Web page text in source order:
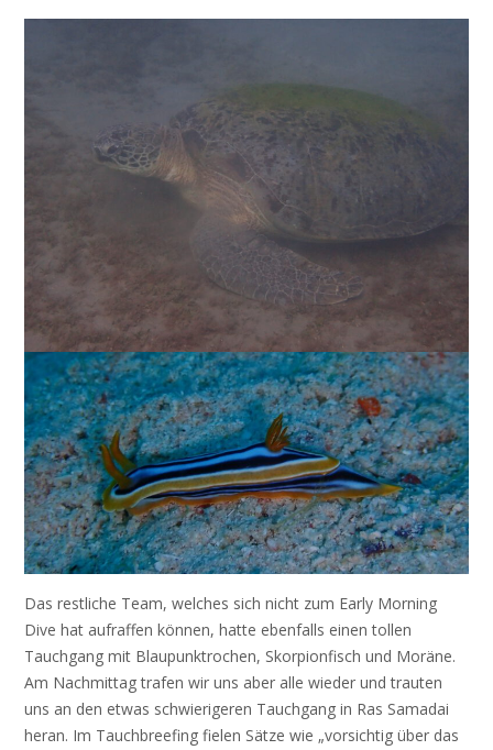
Das restliche Team, welches sich nicht zum Early Morning
Dive hat aufraffen können, hatte ebenfalls einen tollen
Tauchgang mit Blaupunktrochen, Skorpionfisch und Moräne.
Am Nachmittag trafen wir uns aber alle wieder und trauten
uns an den etwas schwierigeren Tauchgang in Ras Samadai
heran. Im Tauchbreefing fielen Sätze wie „vorsichtig über das